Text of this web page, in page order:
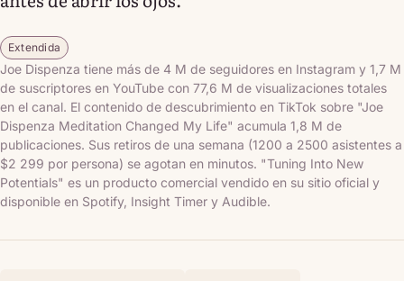
Extendida
Joe Dispenza tiene más de 4 M de seguidores en Instagram y 1,7 M
de suscriptores en YouTube con 77,6 M de visualizaciones totales
en el canal. El contenido de descubrimiento en TikTok sobre "Joe
Dispenza Meditation Changed My Life" acumula 1,8 M de
publicaciones. Sus retiros de una semana (1200 a 2500 asistentes a
$2 299 por persona) se agotan en minutos. "Tuning Into New
Potentials" es un producto comercial vendido en su sitio oficial y
disponible en Spotify, Insight Timer y Audible.